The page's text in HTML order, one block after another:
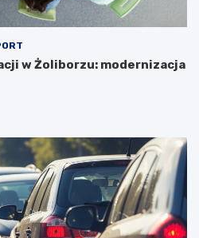
w Żoliborzu: modernizacja